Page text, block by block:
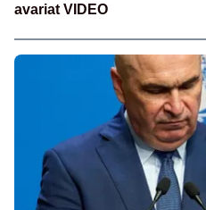
avariat VIDEO